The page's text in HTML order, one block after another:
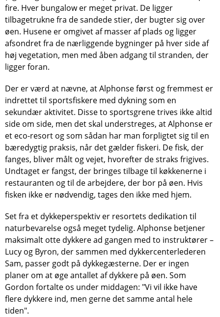
fire. Hver bungalow er meget privat. De ligger
tilbagetrukne fra de sandede stier, der bugter sig over
øen. Husene er omgivet af masser af plads og ligger
afsondret fra de nærliggende bygninger på hver side af
høj vegetation, men med åben adgang til stranden, der
ligger foran.
Der er værd at nævne, at Alphonse først og fremmest er
indrettet til sportsfiskere med dykning som en
sekundær aktivitet. Disse to sportsgrene trives ikke altid
side om side, men det skal understreges, at Alphonse er
et eco-resort og som sådan har man forpligtet sig til en
bæredygtig praksis, når det gælder fiskeri. De fisk, der
fanges, bliver målt og vejet, hvorefter de straks frigives.
Undtaget er fangst, der bringes tilbage til køkkenerne i
restauranten og til de arbejdere, der bor på øen. Hvis
fisken ikke er nødvendig, tages den ikke med hjem.
Set fra et dykkeperspektiv er resortets dedikation til
naturbevarelse også meget tydelig. Alphonse betjener
maksimalt otte dykkere ad gangen med to instruktører –
Lucy og Byron, der sammen med dykkercenterlederen
Sam, passer godt på dykkegæsterne. Der er ingen
planer om at øge antallet af dykkere på øen. Som
Gordon fortalte os under middagen: "Vi vil ikke have
flere dykkere ind, men gerne det samme antal hele
tiden".